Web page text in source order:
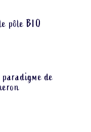
pôle BIO
paradigme de